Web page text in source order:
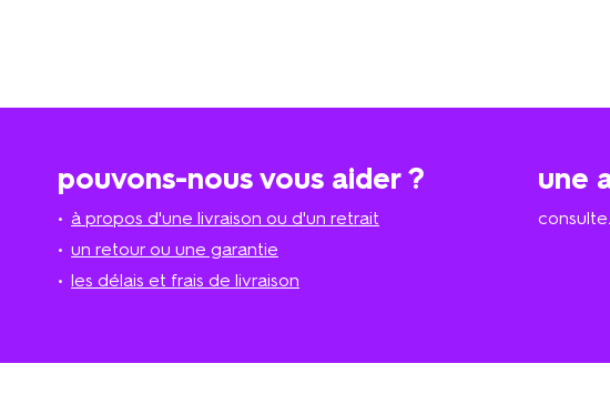
pouvons-nous vous aider ?
à propos d'une livraison ou d'un retrait
un retour ou une garantie
les délais et frais de livraison
une